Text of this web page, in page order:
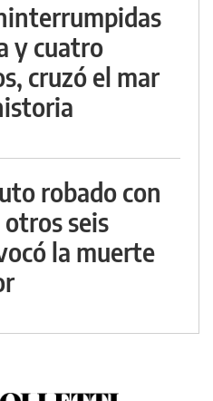
y cuatro
cruzó el mar
robado con
seis
la muerte